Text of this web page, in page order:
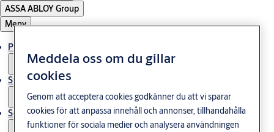
ASSA ABLOY Group
Meny
Produkter och lösningar
Stories
Service
Meddela oss om du gillar
cookies
Genom att acceptera cookies godkänner du att vi sparar
cookies för att anpassa innehåll och annonser, tillhandahålla
funktioner för sociala medier och analysera användningen